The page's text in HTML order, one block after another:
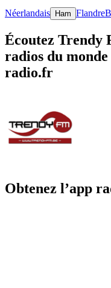
Néerlandais Ham Flandre
Écoutez Trendy
radios du
radio.fr
Obtenez l’app